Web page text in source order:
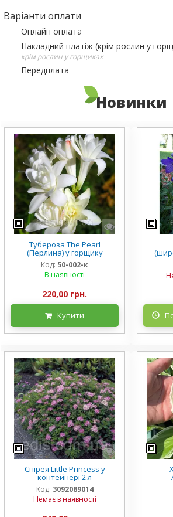
Варіанти оплати
Онлайн оплата
Накладний платіж (крім рослин у
крім рослин у горщиках
Передплата
Новинки
Тубероза The Pearl
(Перлина) у горщику
Код: 50-002-к
В наявності
220,00 грн.
Купити
Спірея Little Princess у
контейнері 2 л
Код: 3092089014
Немає в наявності